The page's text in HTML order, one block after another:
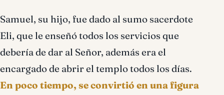
Samuel, su hijo, fue dado al sumo sacerdote
Eli, que le enseñó todos los servicios que
debería de dar al Señor, además era el
encargado de abrir el templo todos los días.
En poco tiempo, se convirtió en una figura